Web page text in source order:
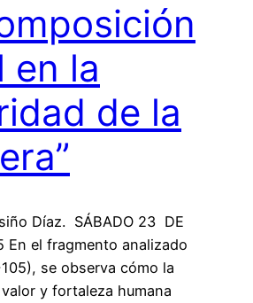
en la
de la
Díaz. SÁBADO 23 DE
En el fragmento analizado
se observa cómo la
y fortaleza humana